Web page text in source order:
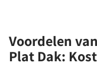
Voordelen
Plat Dak: